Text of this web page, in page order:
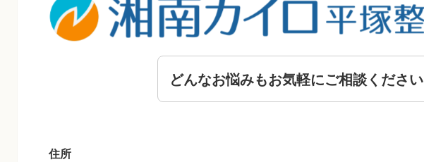
どんなお悩みもお気軽にご相談ください
住所